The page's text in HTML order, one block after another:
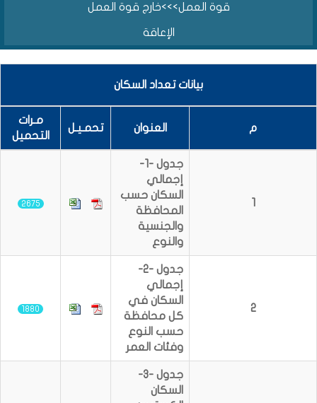
قوة العمل>>>خارج قوة العمل
الإعاقة
بيانات تعداد السكان
م العنوان تحمـيـل
مـرات
التحميل
1
جدول -1-
إجمالي
السكان حسب
المحافظة
والجنسية
والنوع
2675
2
جدول -2-
إجمالي
السكان في
كل محافظة
حسب النوع
وفئات العمر
1880
جدول -3-
السكان